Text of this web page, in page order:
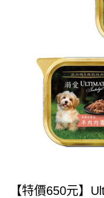
【特價650元】